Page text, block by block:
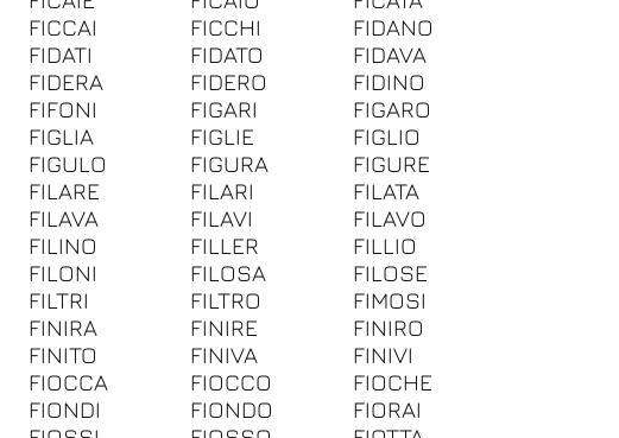
FICCAI FICCHI
FIDANO
FIDATI FIDATO
FIDAVA
FIDERA FIDERO
FIDINO
FIFONI FIGARI
FIGARO
FIGLIA FIGLIE
FIGLIO
FIGULO FIGURA
FIGURE
FILARE FILARI
FILATA
FILAVA FILAVI
FILAVO
FILINO FILLER
FILLIO
FILONI FILOSA
FILOSE
FILTRI FILTRO
FIMOSI
FINIRA FINIRE
FINIRO
FINITO FINIVA
FINIVI
FIOCCA FIOCCO
FIOCHE
FIONDI FIONDO
FIORAI